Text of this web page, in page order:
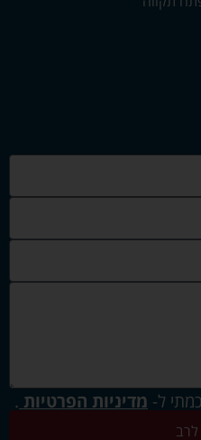
ל- מדיניות הפרטיות .